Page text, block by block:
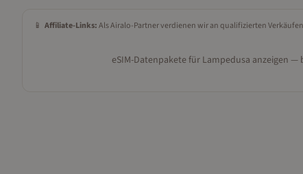
📱 Affiliate-Links:Als Airalo-Partner verdienen wir an qualifizierten
eSIM-Datenpakete für Lampedusa anzeigen —